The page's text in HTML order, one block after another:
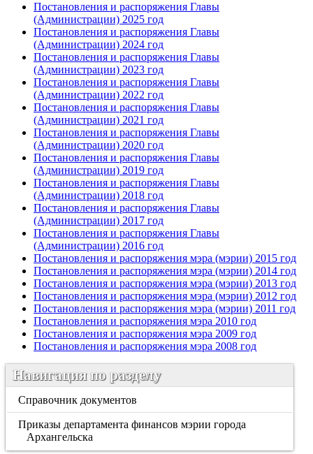
Постановления и распоряжения Главы
(Администрации) 2025 год
Постановления и распоряжения Главы
(Администрации) 2024 год
Постановления и распоряжения Главы
(Администрации) 2023 год
Постановления и распоряжения Главы
(Администрации) 2022 год
Постановления и распоряжения Главы
(Администрации) 2021 год
Постановления и распоряжения Главы
(Администрации) 2020 год
Постановления и распоряжения Главы
(Администрации) 2019 год
Постановления и распоряжения Главы
(Администрации) 2018 год
Постановления и распоряжения Главы
(Администрации) 2017 год
Постановления и распоряжения Главы
(Администрации) 2016 год
Постановления и распоряжения мэра (мэрии) 2015 год
Постановления и распоряжения мэра (мэрии) 2014 год
Постановления и распоряжения мэра (мэрии) 2013 год
Постановления и распоряжения мэра (мэрии) 2012 год
Постановления и распоряжения мэра (мэрии) 2011 год
Постановления и распоряжения мэра 2010 год
Постановления и распоряжения мэра 2009 год
Постановления и распоряжения мэра 2008 год
Навигация по разделу
Справочник документов
Приказы департамента финансов мэрии города
Архангельска